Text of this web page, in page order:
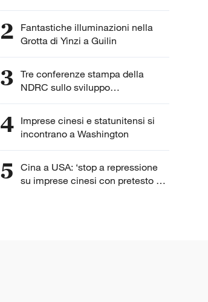
2
Fantastiche illuminazioni nella
Grotta di Yinzi a Guilin
3 Tre conferenze stampa della
NDRC sullo sviluppo
dell'intelligenza artificiale
4 Imprese cinesi e statunitensi si
incontrano a Washington
5
Cina a USA: ‘stop a repressione
su imprese cinesi con pretesto di